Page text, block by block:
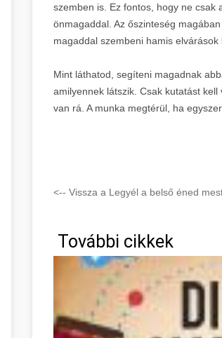
szemben is. Ez fontos, hogy ne
önmagaddal. Az őszinteség
magaddal szembeni hamis elvárások
Mint láthatod, segíteni magadnak
amilyennek látszik. Csak kutatást
van rá. A munka megtérül, ha
<-- Vissza a Legyél a belső éned
További cikkek